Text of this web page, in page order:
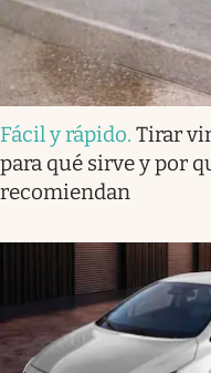
Fácil y rápido. Tirar
para qué sirve y por
recomiendan